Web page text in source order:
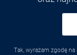
Tak, wyrażam zgodę